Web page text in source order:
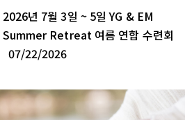
2026년 7월 3일 ~ 5일 YG & EM
Summer Retreat 여름 연합 수련회
07/22/2026